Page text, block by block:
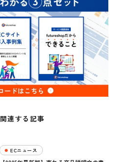
関連する記事
ECニュース